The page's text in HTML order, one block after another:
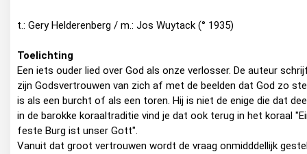
t.: Gery Helderenberg / m.: Jos Wuytack (° 1935)
Toelichting
Een iets ouder lied over God als onze verlosser. De auteur
zijn Godsvertrouwen van zich af met de beelden dat God zo
is als een burcht of als een toren. Hij is niet de enige die dat
in de barokke koraaltraditie vind je dat ook terug in het koraal
feste Burg ist unser Gott".
Vanuit dat groot vertrouwen wordt de vraag onmidddellijk